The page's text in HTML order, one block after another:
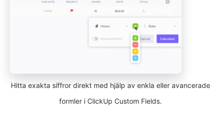
Hitta exakta siffror direkt med hjälp av enkla eller avancerade
formler i ClickUp Custom Fields.